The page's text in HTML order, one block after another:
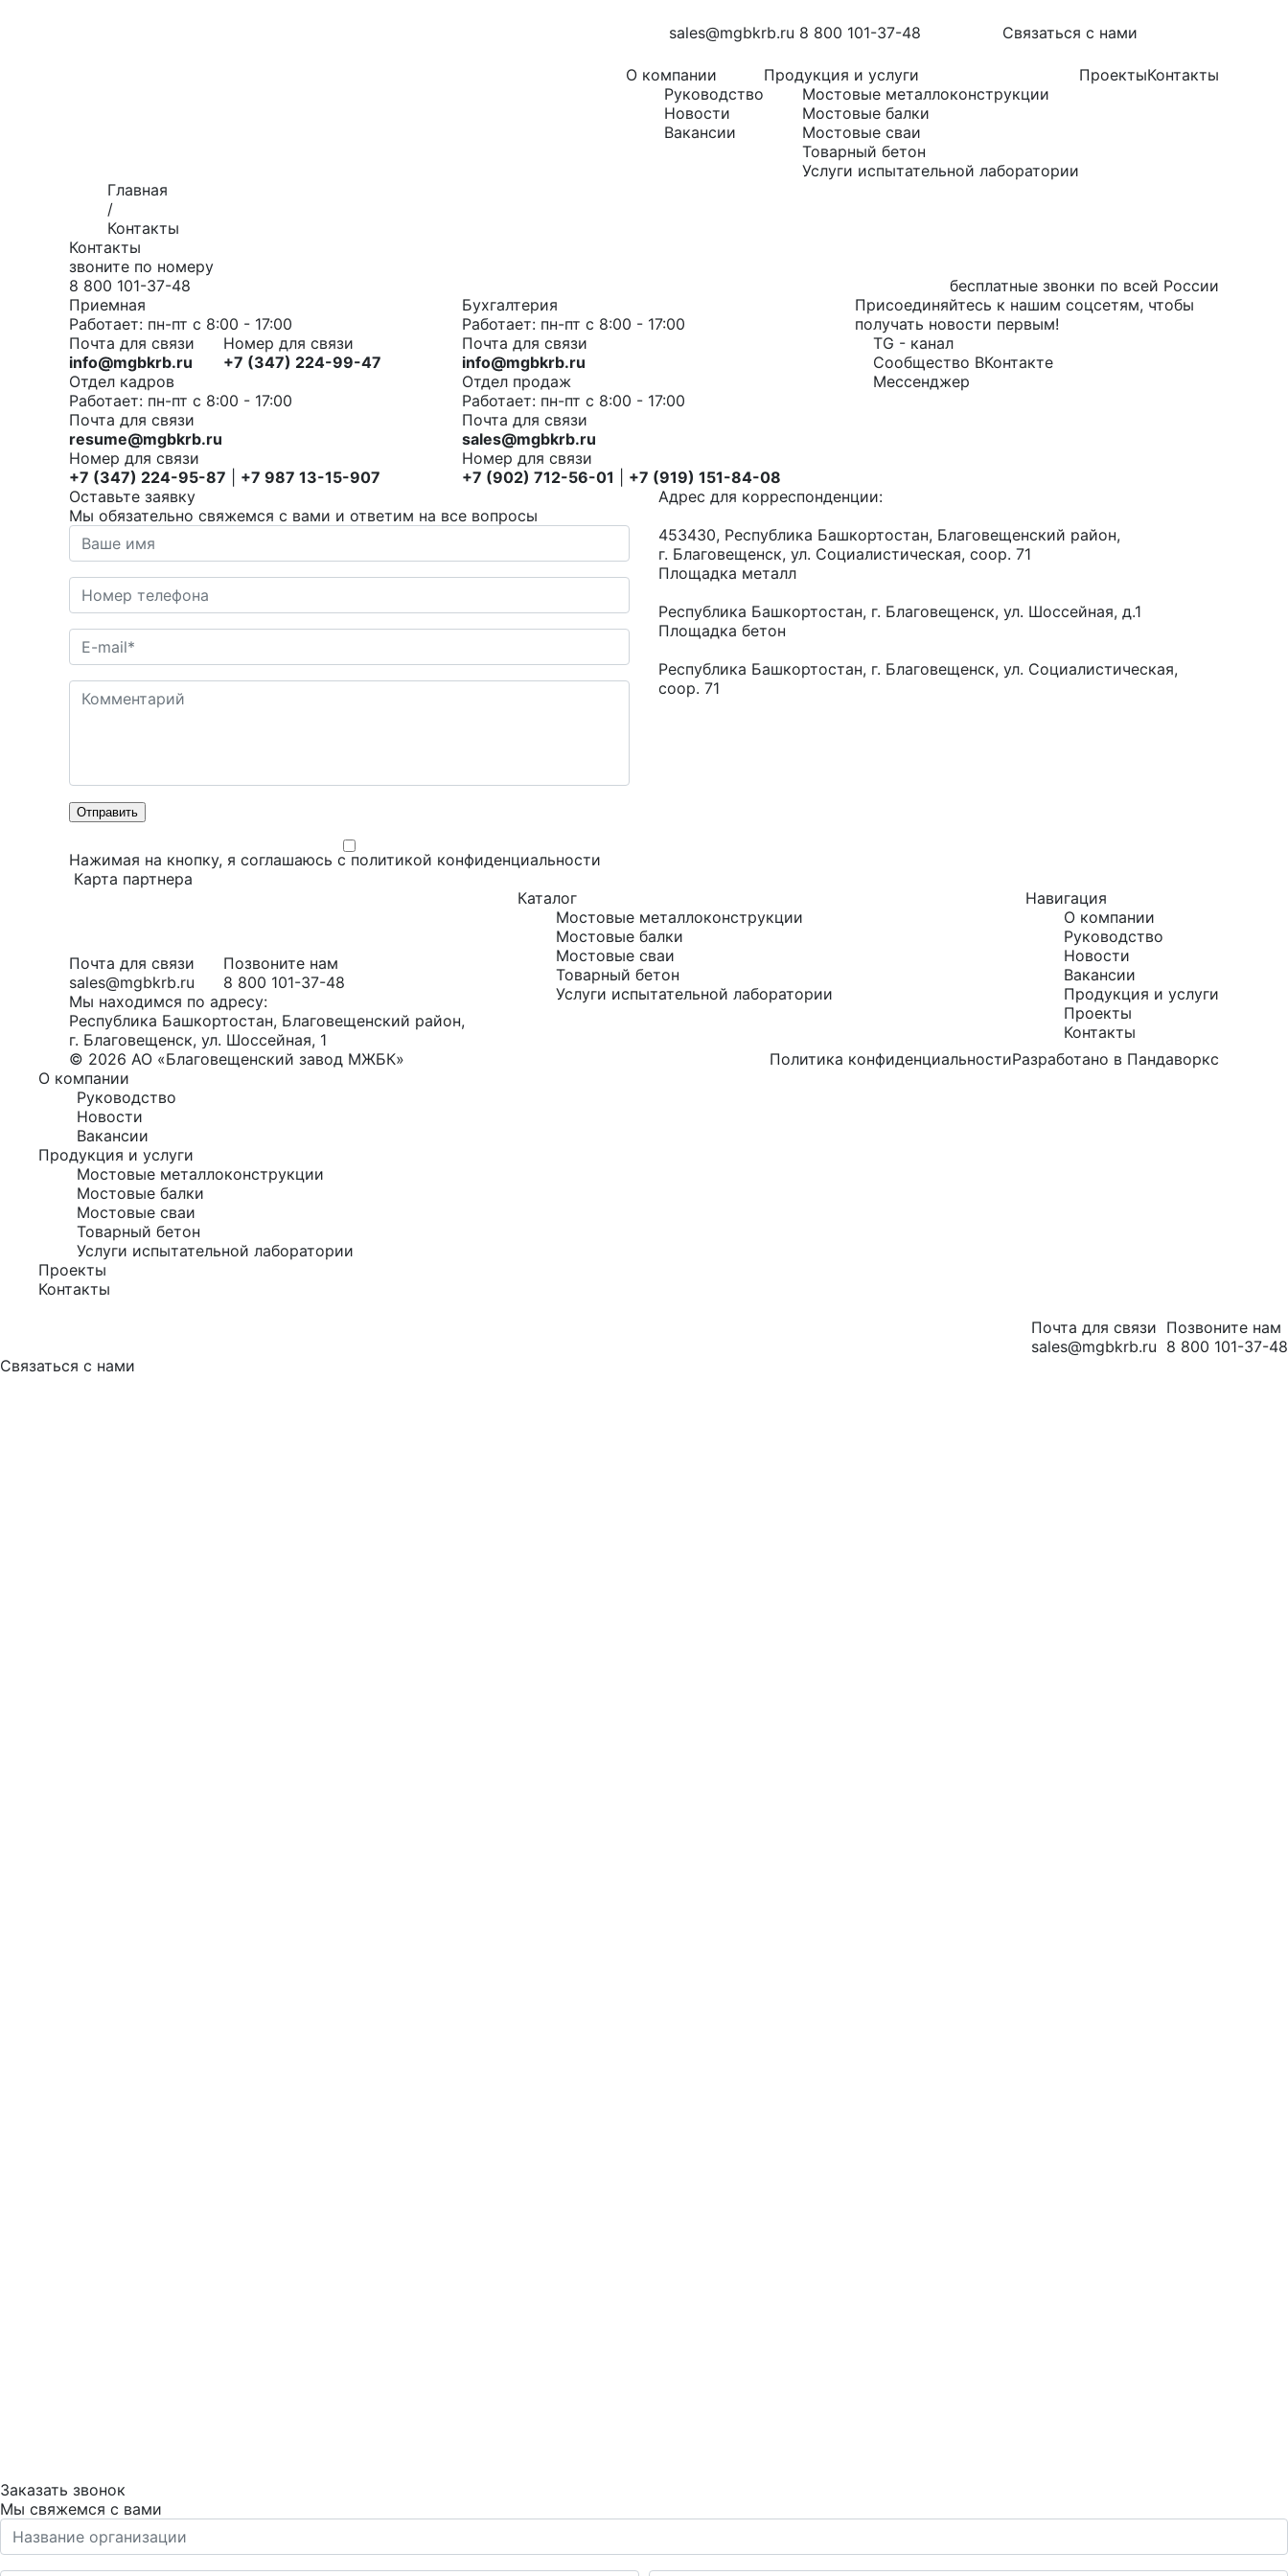
sales@mgbkrb.ru 8 800 101-37-48 Связаться с нами
О компании
Руководство
Новости
Вакансии
Продукция и услуги
Мостовые металлоконструкции
Мостовые балки
Мостовые сваи
Товарный бетон
Услуги испытательной лаборатории
ПроектыКонтакты
Главная
/
Контакты
Контакты
звоните по номеру
8 800 101-37-48
бесплатные звонки по всей России
Приемная
Работает: пн-пт с 8:00 - 17:00
Почта для связи
info@mgbkrb.ru
Номер для связи
+7 (347) 224-99-47
Бухгалтерия
Работает: пн-пт с 8:00 - 17:00
Почта для связи
info@mgbkrb.ru
Отдел кадров
Работает: пн-пт с 8:00 - 17:00
Почта для связи
resume@mgbkrb.ru
Номер для связи
+7 (347) 224-95-87
+7 987 13-15-907
Отдел продаж
Работает: пн-пт с 8:00 - 17:00
Почта для связи
sales@mgbkrb.ru
Номер для связи
+7 (902) 712-56-01
+7 (919) 151-84-08
Присоединяйтесь к нашим соцсетям, чтобы
получать новости первым!
TG - канал
Сообщество ВКонтакте
Мессенджер
Оставьте заявку
Мы обязательно свяжемся с вами и ответим на все вопросы
Отправить
Нажимая на кнопку, я соглашаюсь с политикой конфиденциальности
Адрес для корреспонденции:
453430, Республика Башкортостан, Благовещенский район,
г. Благовещенск, ул. Социалистическая, соор. 71
Площадка металл
Республика Башкортостан, г. Благовещенск, ул. Шоссейная, д.1
Площадка бетон
Республика Башкортостан, г. Благовещенск, ул. Социалистическая,
соор. 71
Карта партнера
Почта для связи
sales@mgbkrb.ru
Позвоните нам
8 800 101-37-48
Мы находимся по адресу:
Республика Башкортостан, Благовещенский район,
г. Благовещенск, ул. Шоссейная, 1
Каталог
Мостовые металлоконструкции
Мостовые балки
Мостовые сваи
Товарный бетон
Услуги испытательной лаборатории
Навигация
О компании
Руководство
Новости
Вакансии
Продукция и услуги
Проекты
Контакты
© 2026 АО «Благовещенский завод МЖБК»
Политика конфиденциальностиРазработано в Пандаворкс
О компании
Руководство
Новости
Вакансии
Продукция и услуги
Мостовые металлоконструкции
Мостовые балки
Мостовые сваи
Товарный бетон
Услуги испытательной лаборатории
Проекты
Контакты
Почта для связи
sales@mgbkrb.ru
Позвоните нам
8 800 101-37-48
Связаться с нами
Заказать звонок
Мы свяжемся с вами